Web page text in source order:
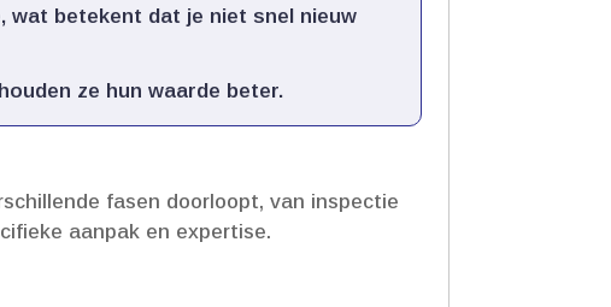
wat betekent dat je niet snel nieuw
ze hun waarde beter.​
fasen doorloopt, van inspectie
aanpak en expertise.​